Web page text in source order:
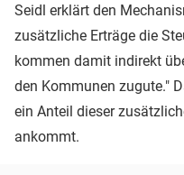
Seidl erklärt den
zusätzliche Erträge die
kommen damit indirekt
den Kommunen zugute."
ein Anteil dieser
ankommt.